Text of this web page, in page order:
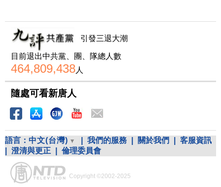
引發三退大潮
目前退出中共黨、團、隊總人數
464,809,438人
隨處可看新唐人
語言： 中文(台灣) 我們的服務 關於我們
客服資訊
澄清與更正 倫理委員會
Copyright ©2002-2025